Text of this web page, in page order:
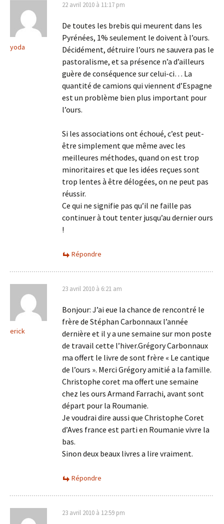
yoda
22 avril 2010 à 11:17 pm
De toutes les brebis qui meurent dans les
Pyrénées, 1% seulement le doivent à l’ours.
Décidément, détruire l’ours ne sauvera pas le
pastoralisme, et sa présence n’a d’ailleurs
guère de conséquence sur celui-ci… La
quantité de camions qui viennent d’Espagne
est un problème bien plus important pour
l’ours.
Si les associations ont échoué, c’est peut-
être simplement que même avec les
meilleures méthodes, quand on est trop
minoritaires et que les idées reçues sont
trop lentes à être délogées, on ne peut pas
réussir.
Ce qui ne signifie pas qu’il ne faille pas
continuer à tout tenter jusqu’au dernier ours
!
Répondre
erick
23 avril 2010 à 6:21 am
Bonjour: J’ai eue la chance de rencontré le
frère de Stéphan Carbonnaux l’année
dernière et il y a une semaine sur mon poste
de travail cette l’hiver.Grégory Carbonnaux
ma offert le livre de sont frère « Le cantique
de l’ours ». Merci Grégory amitié a la famille.
Christophe coret ma offert une semaine
chez les ours Armand Farrachi, avant sont
départ pour la Roumanie.
Je voudrai dire aussi que Christophe Coret
d’Aves france est parti en Roumanie vivre la
bas.
Sinon deux beaux livres a lire vraiment.
Répondre
23 avril 2010 à 12:59 pm